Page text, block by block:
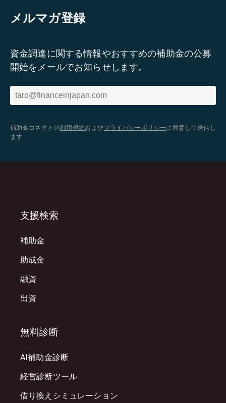
メルマガ登録
資金調達に関する情報やおすすめの補助金の公募
開始をメールでお知らせします。
補助金コネクトの利用規約およびプライバシーポリシーに同意して送信し
ます
支援検索
補助金
助成金
融資
出資
無料診断
AI補助金診断
経営診断ツール
借り換えシミュレーション